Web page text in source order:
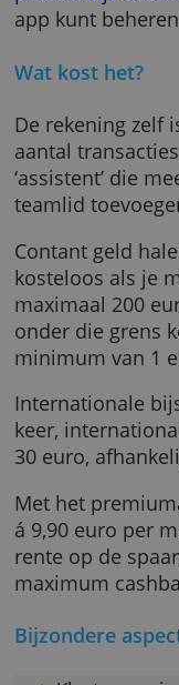
maand kun je
bepaalde
oplopen tot 2
Je opent deze
Naast je
persoonlijk
app kunt
Wat kost het?
De rekening
aantal
‘assistent’ die
teamlid
Contant geld
kosteloos als
maximaal 200
onder die
minimum van 1
Internationale